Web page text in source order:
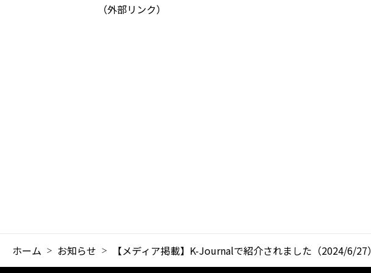
（外部リンク）
ホーム お知らせ 【メディア掲載】K-Journalで紹介されました（2024/6/27）